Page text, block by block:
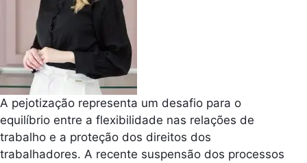
A pejotização representa um desafio para o
equilíbrio entre a flexibilidade nas relações de
trabalho e a proteção dos direitos dos
trabalhadores. A recente suspensão dos processos